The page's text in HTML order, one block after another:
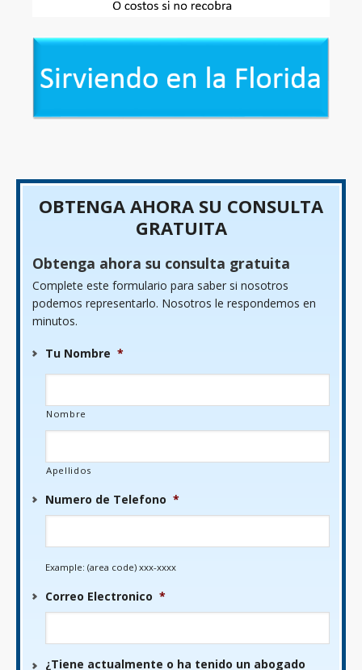
OBTENGA AHORA SU CONSULTA
GRATUITA
Obtenga ahora su consulta gratuita
Complete este formulario para saber si nosotros
podemos representarlo. Nosotros le respondemos en
minutos.
Tu Nombre *
Nombre
Apellidos
Numero de Telefono *
Example: (area code) xxx-xxxx
Correo Electronico *
¿Tiene actualmente o ha tenido un abogado